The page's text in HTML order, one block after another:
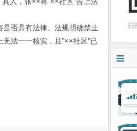
否具有法律、法规明确禁止
法一一核实，且"××社区"已